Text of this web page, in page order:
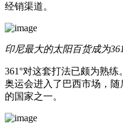
经销渠道。
印尼最大的太阳百货成为
361°对这套打法已颇为熟
奥运会进入了巴西市场，
的国家之一。